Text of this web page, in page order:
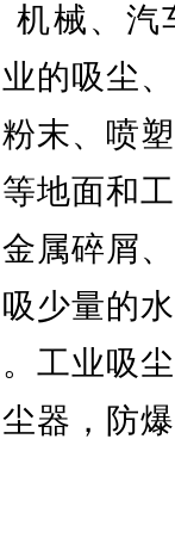
机械、
的吸尘
末、喷
地面和
属碎屑
少量的
工业吸
器，防